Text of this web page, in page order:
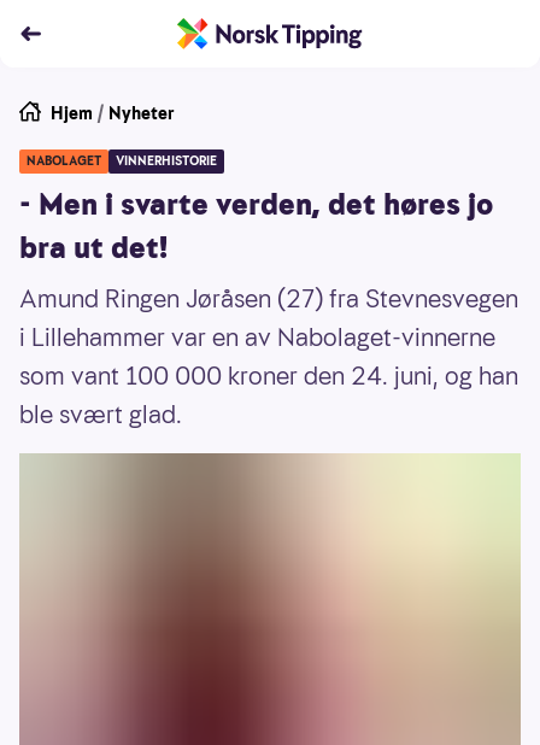
Hjem / Nyheter
NABOLAGET VINNERHISTORIE
- Men i svarte verden, det høres jo
bra ut det!
Amund Ringen Jøråsen (27) fra Stevnesvegen
i Lillehammer var en av Nabolaget-vinnerne
som vant 100 000 kroner den 24. juni, og han
ble svært glad.